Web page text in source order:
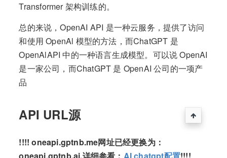
Transformer 架构训练的。
总的来说，OpenAI API 是一种云服务，提供了访问
和使用 OpenAl 模型的方法，而ChatGPT 是
OpenAlAPI 中的一种语言生成模型。可以说 OpenAI
是一家公司，而ChatGPT 是 OpenAI 公司的一项产
品
API URL源
!!!! oneapi.gptnb.me网址已经更换为：
oneapi.gptnb.ai,详细参看： AI chatgpt配置!!!!